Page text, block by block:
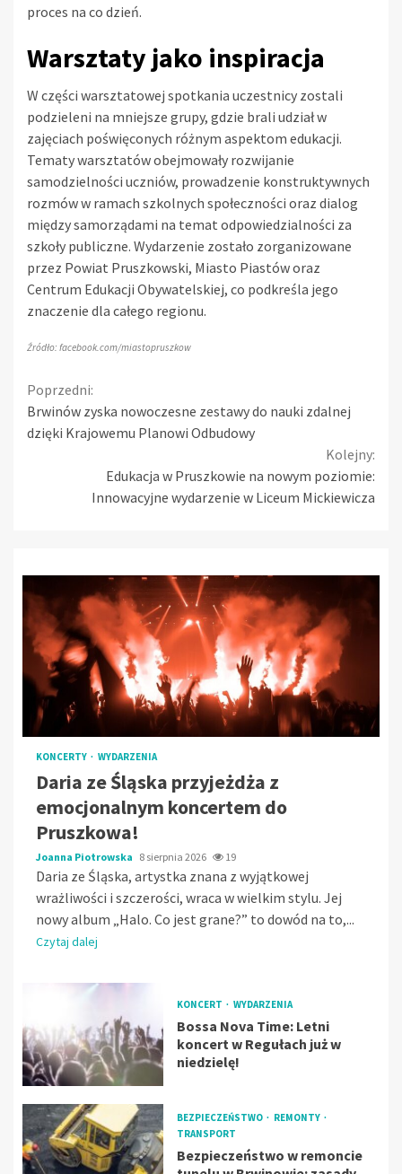
proces na co dzień.
Warsztaty jako inspiracja
W części warsztatowej spotkania uczestnicy zostali
podzieleni na mniejsze grupy, gdzie brali udział w
zajęciach poświęconych różnym aspektom edukacji.
Tematy warsztatów obejmowały rozwijanie
samodzielności uczniów, prowadzenie konstruktywnych
rozmów w ramach szkolnych społeczności oraz dialog
między samorządami na temat odpowiedzialności za
szkoły publiczne. Wydarzenie zostało zorganizowane
przez Powiat Pruszkowski, Miasto Piastów oraz
Centrum Edukacji Obywatelskiej, co podkreśla jego
znaczenie dla całego regionu.
Źródło: facebook.com/miastopruszkow
Continue
Reading
Poprzedni:
Brwinów zyska nowoczesne zestawy do nauki zdalnej
dzięki Krajowemu Planowi Odbudowy
Kolejny:
Edukacja w Pruszkowie na nowym poziomie:
Innowacyjne wydarzenie w Liceum Mickiewicza
KONCERTY WYDARZENIA
Daria ze Śląska przyjeżdża z
emocjonalnym koncertem do
Pruszkowa!
Joanna Piotrowska 8 sierpnia 2026 19
Daria ze Śląska, artystka znana z wyjątkowej
wrażliwości i szczerości, wraca w wielkim stylu. Jej
nowy album „Halo. Co jest grane?” to dowód na to,...
Czytaj dalej
KONCERT WYDARZENIA
Bossa Nova Time: Letni
koncert w Regułach już w
niedzielę!
BEZPIECZEŃSTWO
REMONTY
TRANSPORT
Bezpieczeństwo w remoncie